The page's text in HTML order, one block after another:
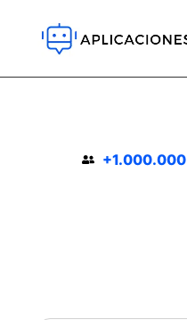
+1.000.000